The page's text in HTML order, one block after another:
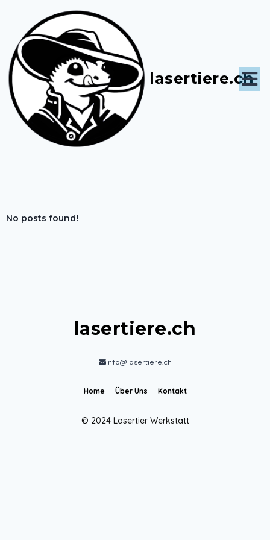
lasertiere.ch
No posts found!
lasertiere.ch
info@lasertiere.ch
Home Über Uns Kontakt
© 2024 Lasertier Werkstatt